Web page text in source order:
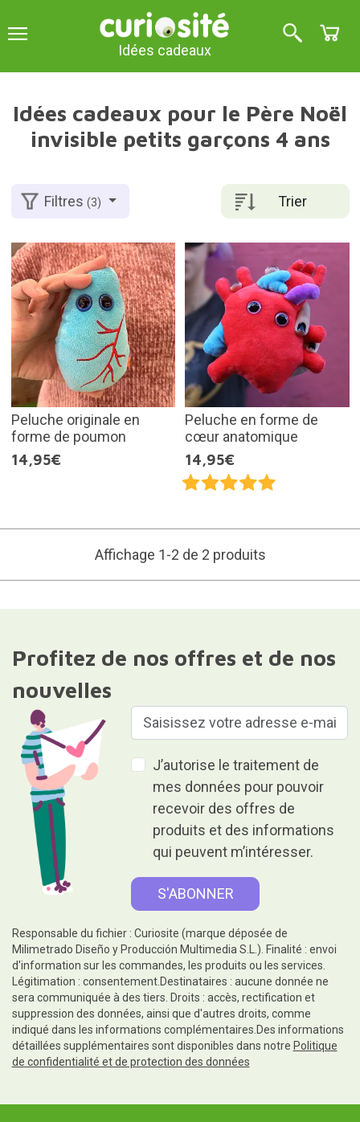
Idées cadeaux
Idées cadeaux pour le Père Noël
invisible petits garçons 4 ans
Trier
Filtres(3)
Peluche originale en
forme de poumon
14,95€
Peluche en forme de
cœur anatomique
14,95€
Affichage 1-2 de 2 produits
Profitez de nos offres et de nos
nouvelles
J’autorise le traitement de
mes données pour pouvoir
recevoir des offres de
produits et des informations
qui peuvent m’intéresser.
Responsable du fichier : Curiosite (marque déposée de
Milimetrado Diseño y Producción Multimedia S.L.). Finalité : envoi
d'information sur les commandes, les produits ou les services.
Légitimation : consentement.Destinataires : aucune donnée ne
sera communiquée à des tiers. Droits : accès, rectification et
suppression des données, ainsi que d'autres droits, comme
indiqué dans les informations complémentaires.Des informations
détaillées supplémentaires sont disponibles dans notre Politique
de confidentialité et de protection des données